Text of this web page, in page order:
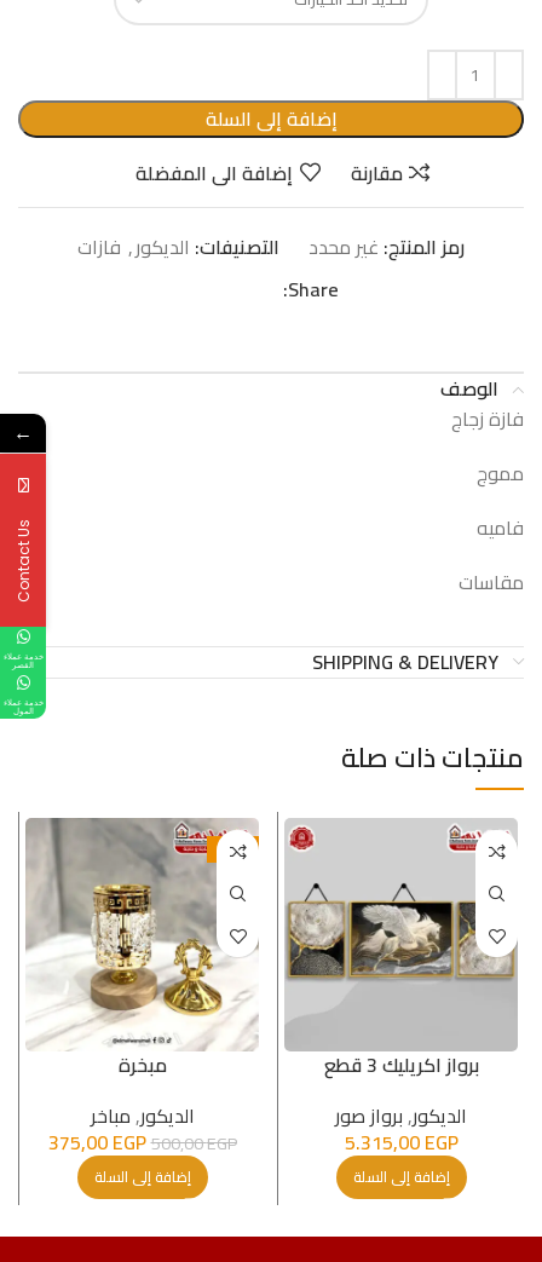
إضافة إلى السلة
مقارنة
إضافة الى المفضلة
رمز المنتج: غير محدد التصنيفات: الدیكور, فازات
Share:
الوصف
فازة زجاج
مموج
فاميه
مقاسات
SHIPPING & DELIVERY
منتجات ذات صلة
برواز اكريليك 3 قطع
الدیكور,برواز صور
5.315,00EGP
إضافة إلى السلة
-25%
مبخرة
الدیكور,مباخر
500,00EGP
375,00EGP
إضافة إلى السلة
←
Contact Us
خدمة عملاء
القصر
خدمة عملاء
المول